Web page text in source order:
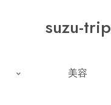
suzu-trip
美容